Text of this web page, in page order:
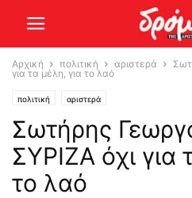
Αρχική πολιτική αριστερά
για τα μέλη, για το λαό
πολιτική αριστερά
Σωτήρης
ΣΥΡΙΖΑ όχι για
το λαό